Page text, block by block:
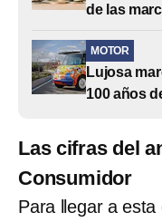
de las
MOTOR
Lujosa
100 años
Las cifras del
Consumidor
Para llegar a esta